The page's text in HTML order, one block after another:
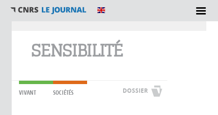
SENSIBILITÉ
VIVANT SOCIÉTÉS DOSSIER